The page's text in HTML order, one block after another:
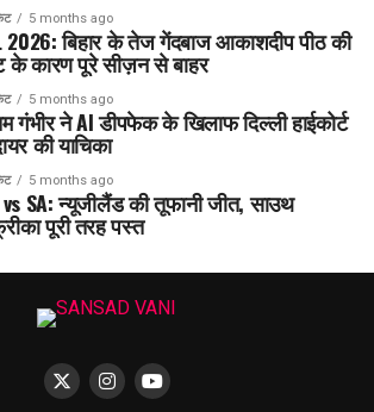
5 months ago
2026: बिहार के तेज गेंदबाज आकाशदीप पीठ की
के कारण पूरे सीज़न से बाहर
5 months ago
गंभीर ने AI डीपफेक के खिलाफ दिल्ली हाईकोर्ट
की याचिका
5 months ago
vs SA: न्यूजीलैंड की तूफानी जीत, साउथ
पूरी तरह पस्त